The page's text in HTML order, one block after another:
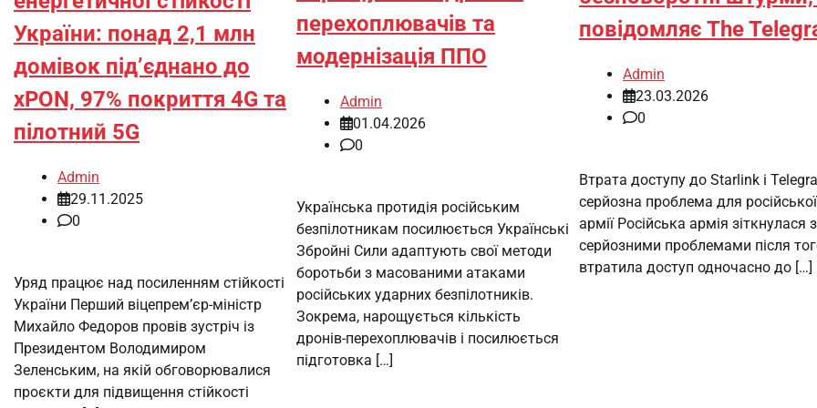
України: понад 2,1 млн
домівок під’єднано до
xPON, 97% покриття 4G та
пілотний 5G
Admin
29.11.2025
0
Уряд працює над посиленням стійкості
України Перший віцепрем’єр-міністр
Михайло Федоров провів зустріч із
Президентом Володимиром
Зеленським, на якій обговорювалися
проєкти для підвищення стійкості
перехоплювачів та
модернізація ППО
Admin
01.04.2026
0
Українська протидія російським
безпілотникам посилюється Українські
Збройні Сили адаптують свої методи
боротьби з масованими атаками
російських ударних безпілотників.
Зокрема, нарощується кількість
дронів-перехоплювачів і посилюється
підготовка […]
повідомляє The
Admin
23.03.2026
0
Втрата доступу до Starlink і
серйозна проблема для російської
армії Російська армія зіткнулася з
серйозними проблемами після
втратила доступ одночасно до […]